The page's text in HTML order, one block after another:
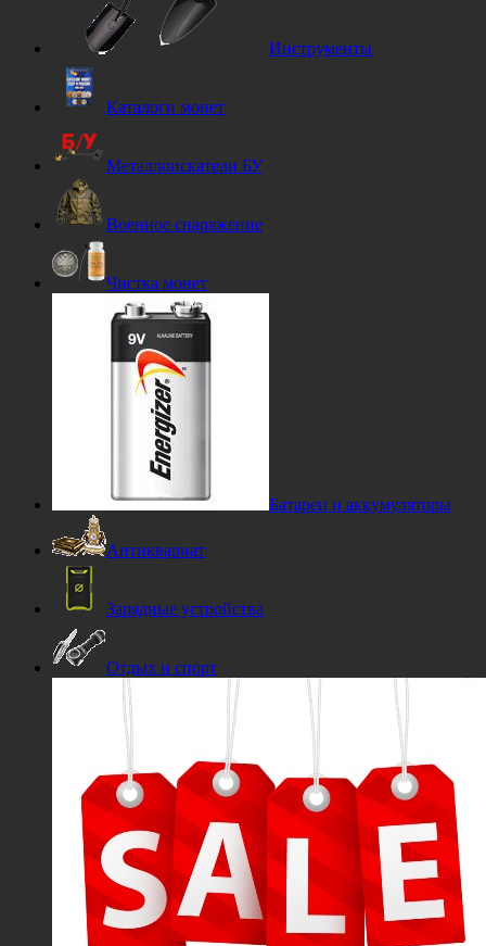
Инструменты
Каталоги монет
Металлоискатели БУ
Военное снаряжение
Чистка монет
Батареи и аккумуляторы
Антиквариат
Зарядные устройства
Отдых и спорт